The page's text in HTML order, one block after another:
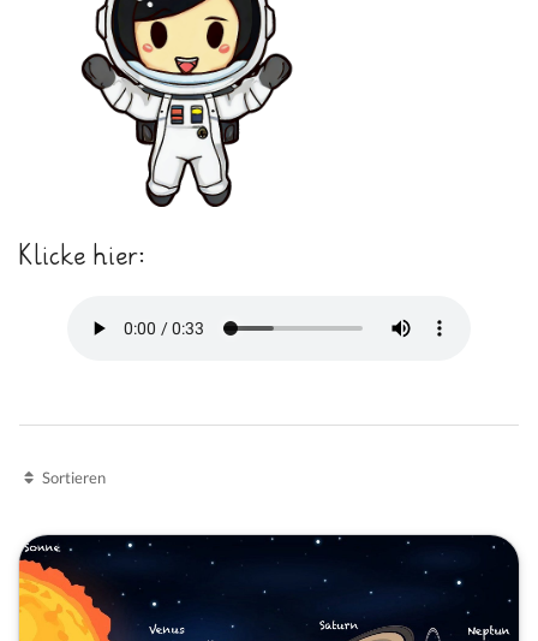
Klicke hier:
Sortieren